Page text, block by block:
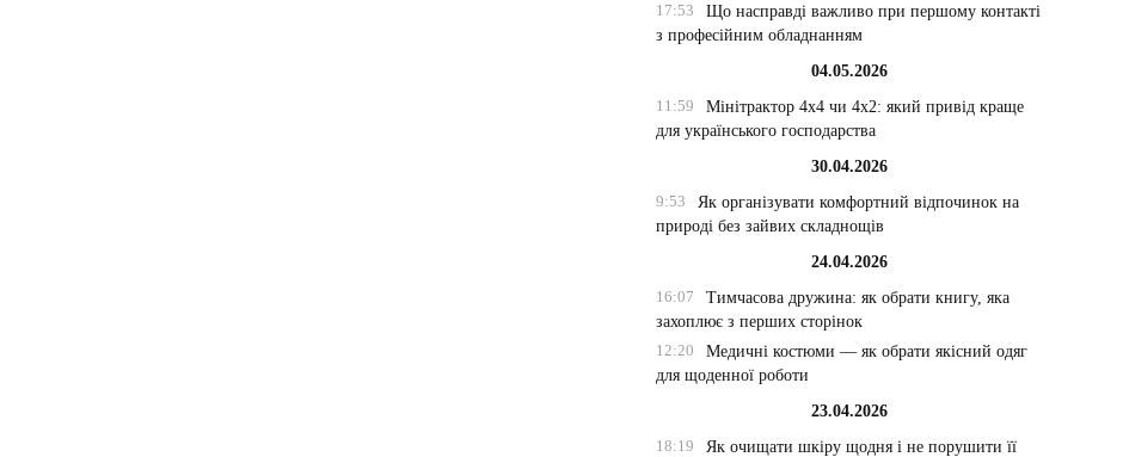
17:53
Що насправді важливо при першому контакті
з професійним обладнанням
04.05.2026
11:59
Мінітрактор 4х4 чи 4х2: який привід краще
для українського господарства
30.04.2026
9:53
Як організувати комфортний відпочинок на
природі без зайвих складнощів
24.04.2026
16:07
Тимчасова дружина: як обрати книгу, яка
захоплює з перших сторінок
12:20
Медичні костюми — як обрати якісний одяг
для щоденної роботи
23.04.2026
18:19
Як очищати шкіру щодня і не порушити її